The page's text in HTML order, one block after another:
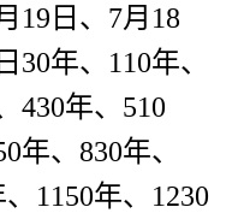
19日、7月18
30年、110年、
430年、510
年、830年、
1150年、1230